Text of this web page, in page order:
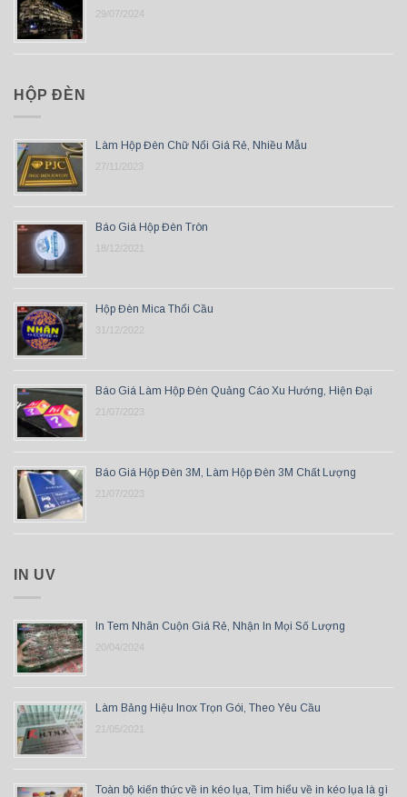
29/07/2024
HỘP ĐÈN
Làm Hộp Đèn Chữ Nổi Giá Rẻ, Nhiều Mẫu
27/11/2023
Báo Giá Hộp Đèn Tròn
18/12/2021
Hộp Đèn Mica Thổi Cầu
31/12/2022
Báo Giá Làm Hộp Đèn Quảng Cáo Xu Hướng, Hiện Đại
21/07/2023
Báo Giá Hộp Đèn 3M, Làm Hộp Đèn 3M Chất Lượng
21/07/2023
IN UV
In Tem Nhãn Cuộn Giá Rẻ, Nhận In Mọi Số Lượng
20/04/2024
Làm Bảng Hiệu Inox Trọn Gói, Theo Yêu Cầu
21/05/2021
Toàn bộ kiến thức về in kéo lụa, Tìm hiểu về in kéo lụa là gì